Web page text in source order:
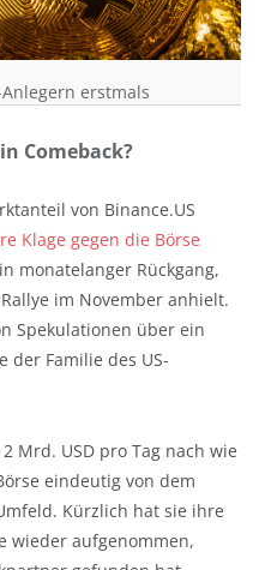
erstmals
Comeback?
von Binance.US
Klage gegen die Börse
monatelanger Rückgang,
im November anhielt.
Spekulationen über ein
der Familie des US-
Mrd. USD pro Tag nach wie
eindeutig von dem
Kürzlich hat sie ihre
wieder aufgenommen,